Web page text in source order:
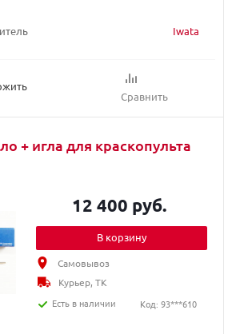
Iwata
Сравнить
+ игла для краскопультa
12 400 руб.
В корзину
Самовывоз
Курьер, ТК
Есть в наличии
Код: 93***610